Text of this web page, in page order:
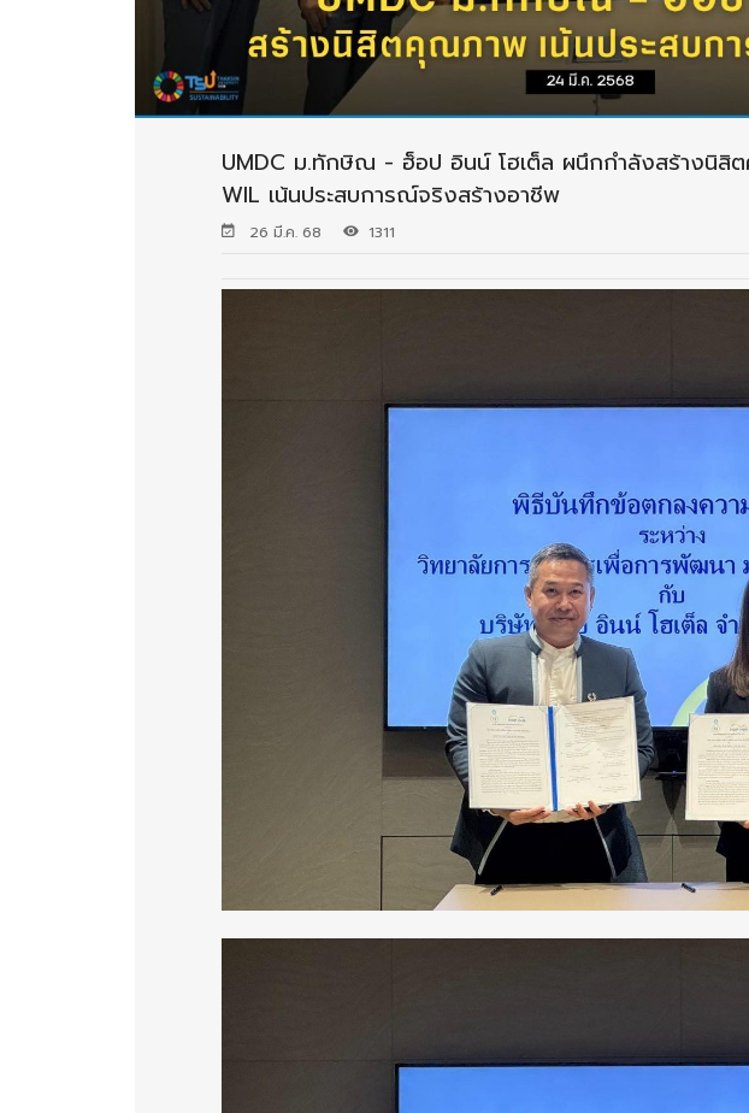
UMDC ม.ทักษิณ - ฮ็อป อินน์ โฮเต็ล ผนึกกำลังสร้างนิสิ
WIL เน้นประสบการณ์จริงสร้างอาชีพ
26 มี.ค. 68 1311